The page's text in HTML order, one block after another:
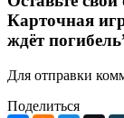
Карточная
ждёт
Для отправки
Поделиться